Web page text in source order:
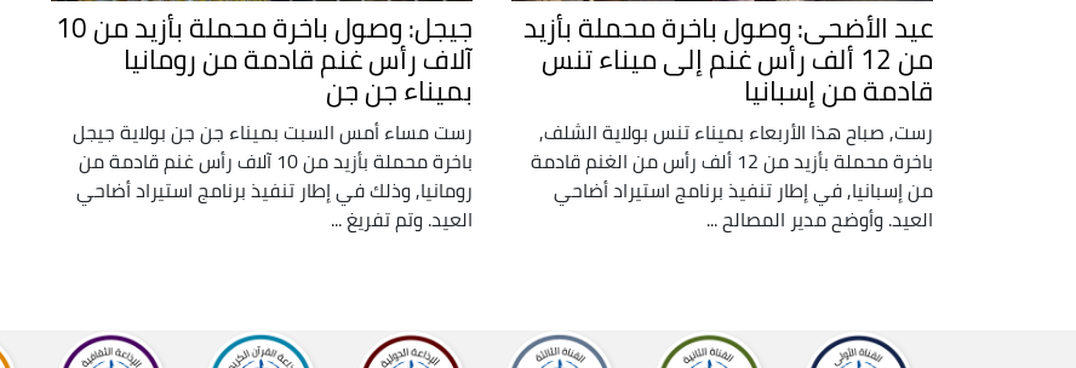
عيد الأضحى: وصول باخرة محملة بأزيد
من 12 ألف رأس غنم إلى ميناء تنس
قادمة من إسبانيا
رست, صباح هذا الأربعاء بميناء تنس بولاية الشلف,
باخرة محملة بأزيد من 12 ألف رأس من الغنم قادمة
من إسبانيا, في إطار تنفيذ برنامج استيراد أضاحي
العيد. وأوضح مدير المصالح ...
جيجل: وصول باخرة محملة بأزيد من 10
آلاف رأس غنم قادمة من رومانيا
بميناء جن جن
رست مساء أمس السبت بميناء جن جن بولاية جيجل
باخرة محملة بأزيد من 10 آلاف رأس غنم قادمة من
رومانيا, وذلك في إطار تنفيذ برنامج استيراد أضاحي
العيد. وتم تفريغ ...